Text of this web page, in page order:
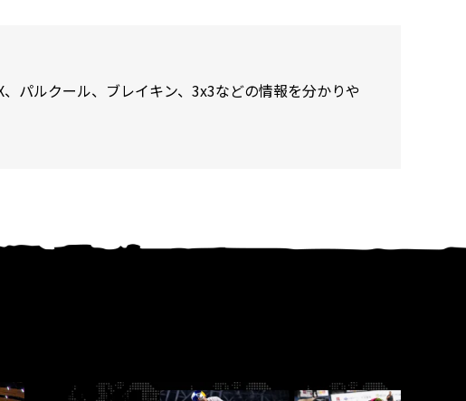
パルクール、ブレイキン、3x3などの情報を分かりや